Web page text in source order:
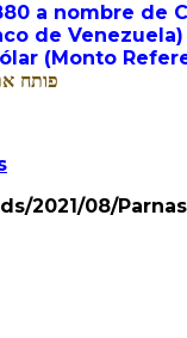
a nombre de
de Venezuela)
(Monto
פותח
08/